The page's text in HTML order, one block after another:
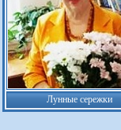
Лунные сережки